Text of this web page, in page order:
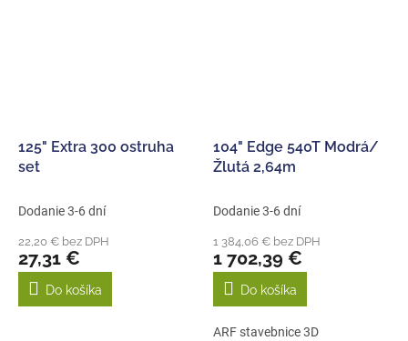
125" Extra 300 ostruha
set
Dodanie 3-6 dní
22,20 € bez DPH
27,31 €
Do košíka
104" Edge 540T Modrá/
Žlutá 2,64m
Dodanie 3-6 dní
1 384,06 € bez DPH
1 702,39 €
Do košíka
ARF stavebnice 3D